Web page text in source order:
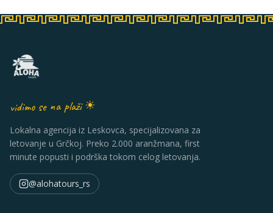
vidimo se na plaži ☀
Lokalna agencija iz Leskovca, specijalizovana za
letovanje u Grčkoj. Preko 2.000 aranžmana, first
minute popusti i podrška tokom celog letovanja.
@alohatours_rs